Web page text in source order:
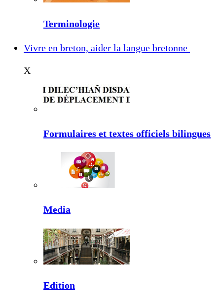
Terminologie
Vivre en breton, aider la langue bretonne
X
Formulaires et textes officiels bilingues
Media
Edition